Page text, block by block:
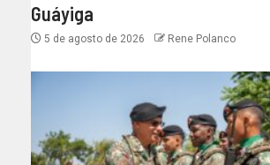
Guáyiga
5 de agosto de 2026 Rene Polanco